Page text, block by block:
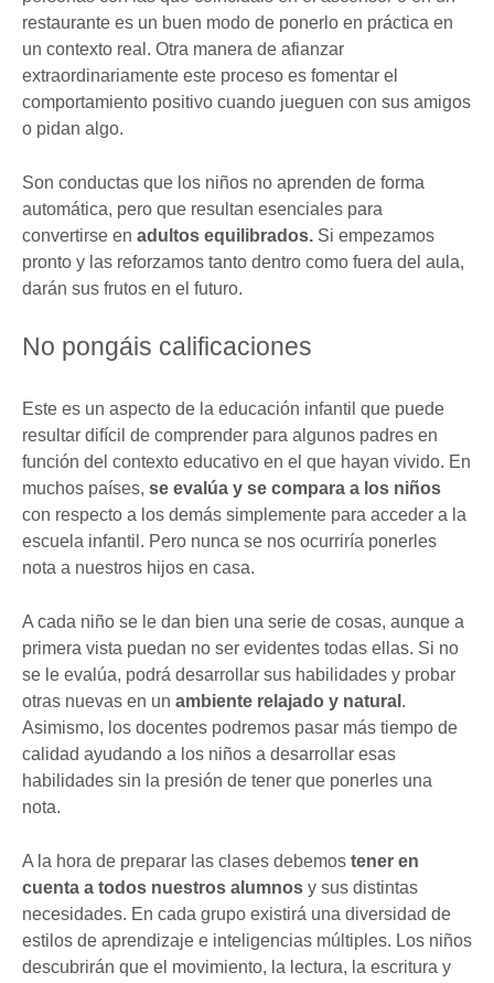
restaurante es un buen modo de ponerlo en práctica en
un contexto real. Otra manera de afianzar
extraordinariamente este proceso es fomentar el
comportamiento positivo cuando jueguen con sus amigos
o pidan algo.
Son conductas que los niños no aprenden de forma
automática, pero que resultan esenciales para
convertirse en adultos equilibrados. Si empezamos
pronto y las reforzamos tanto dentro como fuera del aula,
darán sus frutos en el futuro.
No pongáis calificaciones
Este es un aspecto de la educación infantil que puede
resultar difícil de comprender para algunos padres en
función del contexto educativo en el que hayan vivido. En
muchos países, se evalúa y se compara a los niños
con respecto a los demás simplemente para acceder a la
escuela infantil. Pero nunca se nos ocurriría ponerles
nota a nuestros hijos en casa.
A cada niño se le dan bien una serie de cosas, aunque a
primera vista puedan no ser evidentes todas ellas. Si no
se le evalúa, podrá desarrollar sus habilidades y probar
otras nuevas en un ambiente relajado y natural .
Asimismo, los docentes podremos pasar más tiempo de
calidad ayudando a los niños a desarrollar esas
habilidades sin la presión de tener que ponerles una
nota.
A la hora de preparar las clases debemos tener en
cuenta a todos nuestros alumnos y sus distintas
necesidades. En cada grupo existirá una diversidad de
estilos de aprendizaje e inteligencias múltiples. Los niños
descubrirán que el movimiento, la lectura, la escritura y